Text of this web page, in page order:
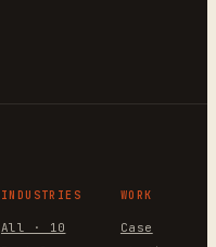
INDUSTRIES
All · 10
WORK
Case